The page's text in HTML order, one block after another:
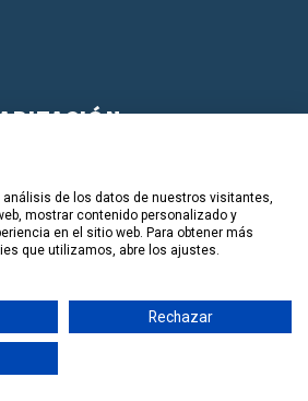
le ofrecemos la opción de reservar
hasta modernos apartamentos de
click.
Reservala
Tours por España
© España. Todos los derechos
análisis de los datos de nuestros visitantes,
mostrar contenido personalizado y
en el sitio web. Para obtener más
que utilizamos, abre los ajustes.
Rechazar